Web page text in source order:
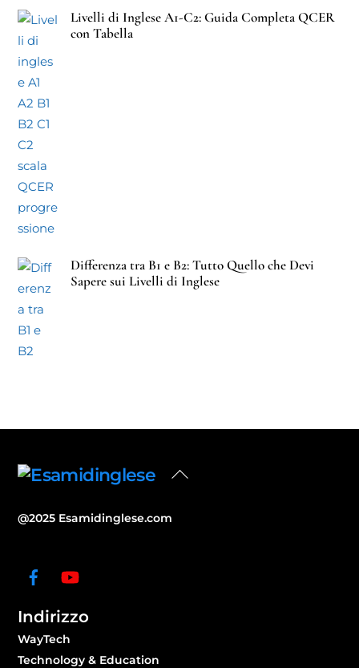
Livelli di Inglese A1-C2: Guida Completa QCER
con Tabella
Differenza tra B1 e B2: Tutto Quello che Devi
Sapere sui Livelli di Inglese
Back
@2025 Esamidinglese.com
Indirizzo
WayTech
Technology & Education